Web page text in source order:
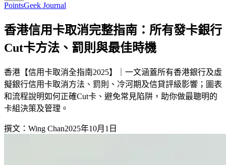
PointsGeek Journal
香港信用卡取消完整指南：所有發卡銀行
Cut卡方法、罰則與最佳時機
香港【信用卡取消全指南2025】｜一文涵蓋所有香港銀行及虛
擬銀行信用卡取消方法、罰則、冷河期及信貸評級影響；圖表
和流程說明如何正確Cut卡、避免常見陷阱，助你做最聰明的
卡組決策及管理。
撰文： Wing Chan2025年10月1日